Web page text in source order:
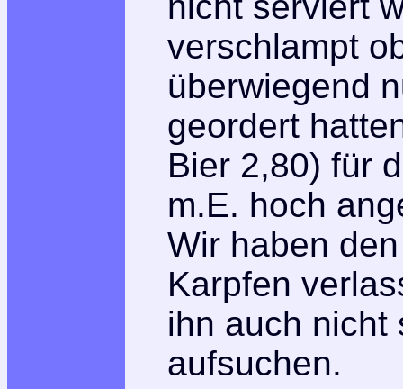
verschlampt
überwiegend
geordert
Bier 2,80) für
m.E. hoch
Wir haben
Karpfen
ihn auch nicht
aufsuchen.